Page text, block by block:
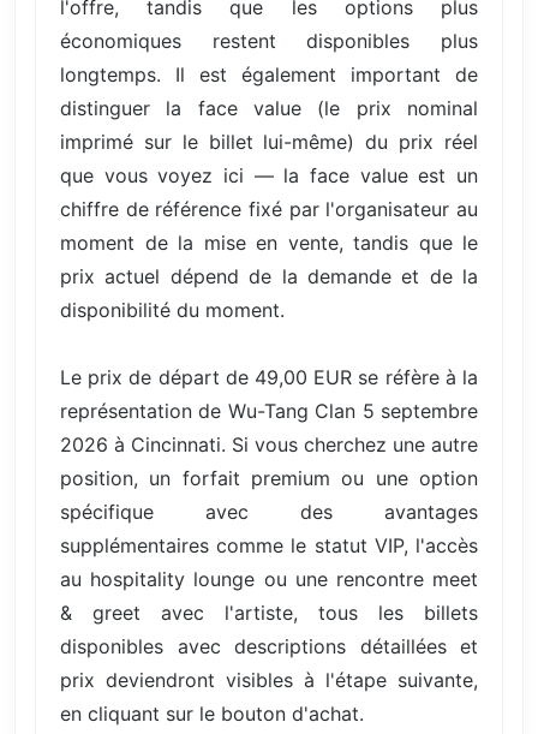
l'offre, tandis que les options plus
économiques restent disponibles plus
longtemps. Il est également important de
distinguer la face value (le prix nominal
imprimé sur le billet lui-même) du prix réel
que vous voyez ici — la face value est un
chiffre de référence fixé par l'organisateur au
moment de la mise en vente, tandis que le
prix actuel dépend de la demande et de la
disponibilité du moment.
Le prix de départ de 49,00 EUR se réfère à la
représentation de Wu-Tang Clan 5 septembre
2026 à Cincinnati. Si vous cherchez une autre
position, un forfait premium ou une option
spécifique avec des avantages
supplémentaires comme le statut VIP, l'accès
au hospitality lounge ou une rencontre meet
& greet avec l'artiste, tous les billets
disponibles avec descriptions détaillées et
prix deviendront visibles à l'étape suivante,
en cliquant sur le bouton d'achat.